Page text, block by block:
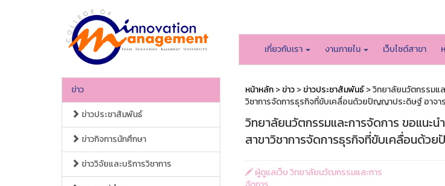
เกี่ยวกับเรา งานภายใน เว็บไซต์สาขา
ข่าว
ข่าวประชาสัมพันธ์
ข่าวกิจการนักศึกษา
ข่าววิจัยและบริการวิชาการ
หน้าหลัก>ข่าว>ข่าวประชาสัมพันธ์> วิทยาลัยนวัตกรรมแ
วิชาการจัดการธุรกิจที่ขับเคลื่อนด้วยปัญญาประดิษฐ์ อาจ
วิทยาลัยนวัตกรรมและการจัดการ ขอแนะ
สาขาวิชาการจัดการธุรกิจที่ขับเคลื่อนด้
ผู้ดูแลเว็บ วิทยาลัยนวัฒกรรมและการ